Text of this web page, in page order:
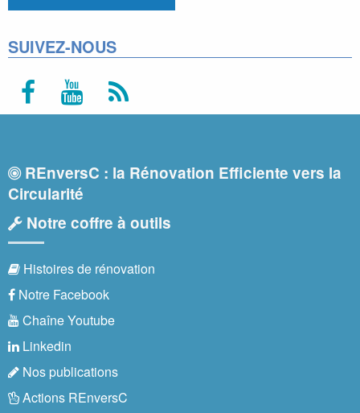
SUIVEZ-NOUS
REnversC : la Rénovation Efficiente vers la
Circularité
Notre coffre à outils
Histoires de rénovation
Notre Facebook
Chaîne Youtube
Linkedin
Nos publications
Actions REnversC